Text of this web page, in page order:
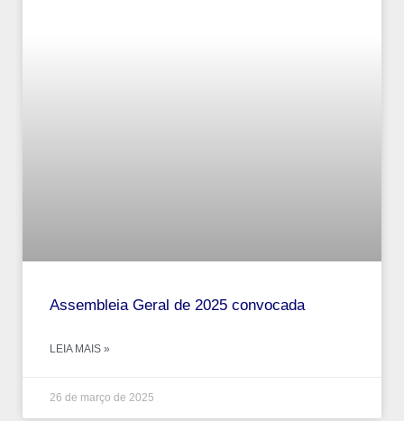
Assembleia Geral de 2025 convocada
LEIA MAIS »
26 de março de 2025